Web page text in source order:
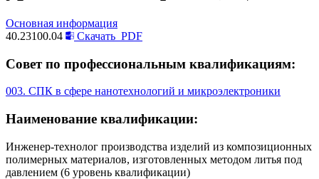
Основная информация
40.23100.04
Скачать PDF
Совет по профессиональным квалификациям:
003. СПК в сфере нанотехнологий и микроэлектроники
Наименование квалификации:
Инженер-технолог производства изделий из композиционных
полимерных материалов, изготовленных методом литья под
давлением (6 уровень квалификации)